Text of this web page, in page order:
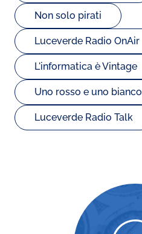
Non solo pirati
Luceverde Radio OnAir
L'informatica è Vintage
Uno rosso e uno bianco
Luceverde Radio Talk